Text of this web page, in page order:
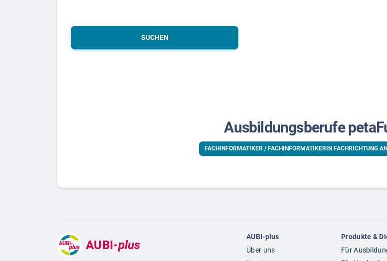
SUCHEN
Ausbildungsberufe
FACHINFORMATIKER / FACHINFORMATIKERIN FACHRICHTUNG
AUBI-plus
AUBI-plus
Über uns
Produkte &
Für